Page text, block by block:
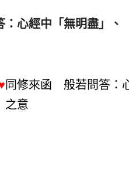
心經中「無明盡」、
同修來函 般若問答：
之意